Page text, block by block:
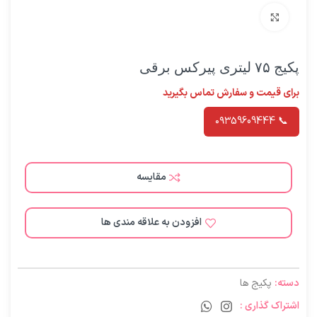
پکیج ۷۵ لیتری پیرکس برقی
برای قیمت و سفارش تماس بگیرید
📞 ۰۹۳59609444
مقایسه
افزودن به علاقه مندی ها
دسته: پکیج ها
اشتراک گذاری :